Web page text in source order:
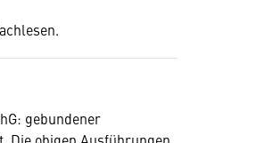
gebundener